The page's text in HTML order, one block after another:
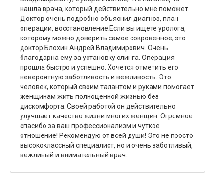
нашла врача, который действительно мне поможет.
Доктор очень подробно объяснил диагноз, план
операции, восстановление.Если вы ищете уролога,
которому можно доверить самое сокровенное, это
доктор Блохин Андрей Владимирович. Очень
благодарна ему за установку слинга. Операция
прошла быстро и успешно. Хочется отметить его
невероятную заботливость и вежливость. Это
человек, который своим талантом и руками помогает
женщинам жить полноценной жизнью без
дискомфорта. Своей работой он действительно
улучшает качество жизни многих женщин. Огромное
спасибо за ваш профессионализм и чуткое
отношение! Рекомендую от всей души! Это не просто
высококлассный специалист, но и очень заботливый,
вежливый и внимательный врач.